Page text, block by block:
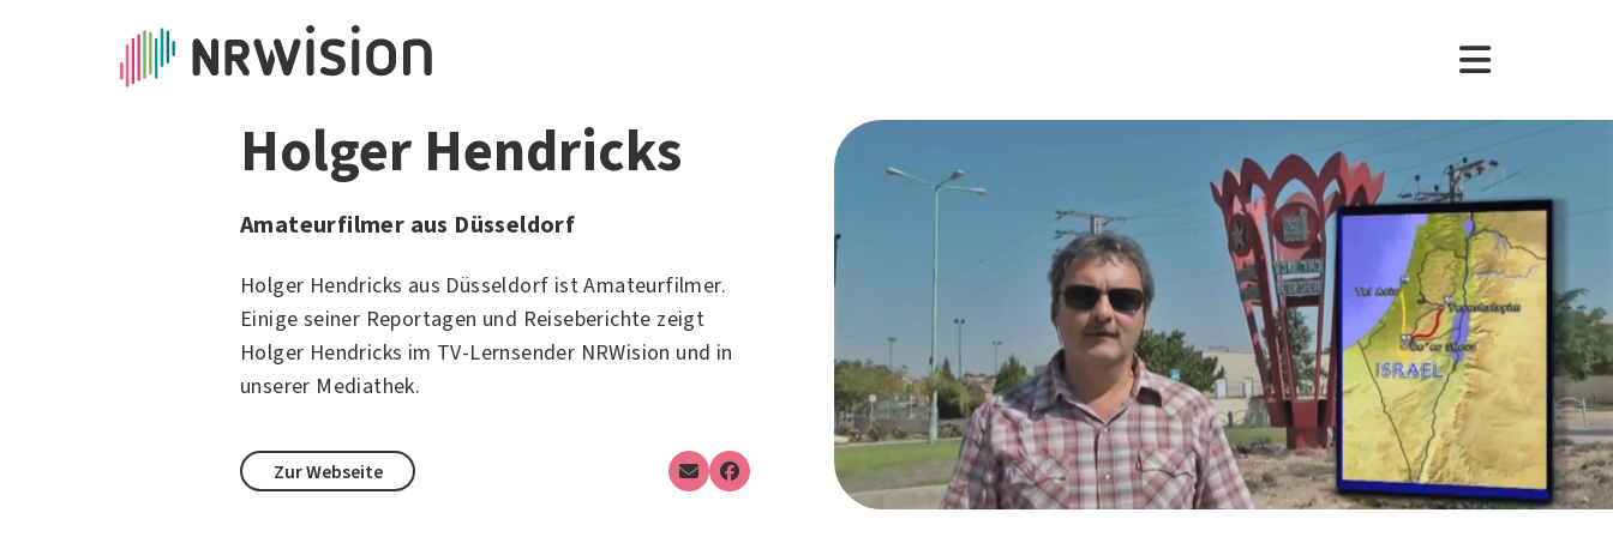
Holger Hendricks
Amateurfilmer aus Düsseldorf
Holger Hendricks aus Düsseldorf ist Amateurfilmer.
Einige seiner Reportagen und Reiseberichte zeigt
Holger Hendricks im TV-Lernsender NRWision und in
unserer Mediathek.
Zur Webseite